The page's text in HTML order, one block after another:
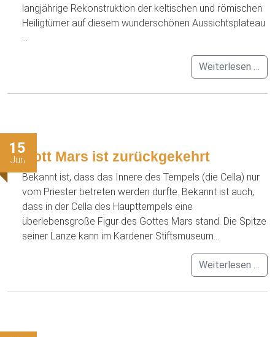
langjährige Rekonstruktion der keltischen und römischen
Heiligtümer auf diesem wunderschönen Aussichtsplateau
...
Weiterlesen …
15
JunGott Mars ist zurückgekehrt
Bekannt ist, dass das Innere des Tempels (die Cella) nur
vom Priester betreten werden durfte. Bekannt ist auch,
dass in der Cella des Haupttempels eine
überlebensgroße Figur des Gottes Mars stand. Die Spitze
seiner Lanze kann im Kardener Stiftsmuseum...
Weiterlesen …